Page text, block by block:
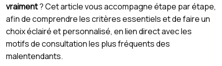
vraiment? Cet article vous accompagne étape par étape,
afin de comprendre les critères essentiels et de faire un
choix éclairé et personnalisé, en lien direct avec les
motifs de consultation les plus fréquents des
malentendants.